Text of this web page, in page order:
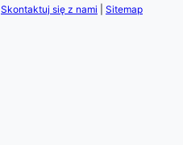
Skontaktuj się z nami Sitemap